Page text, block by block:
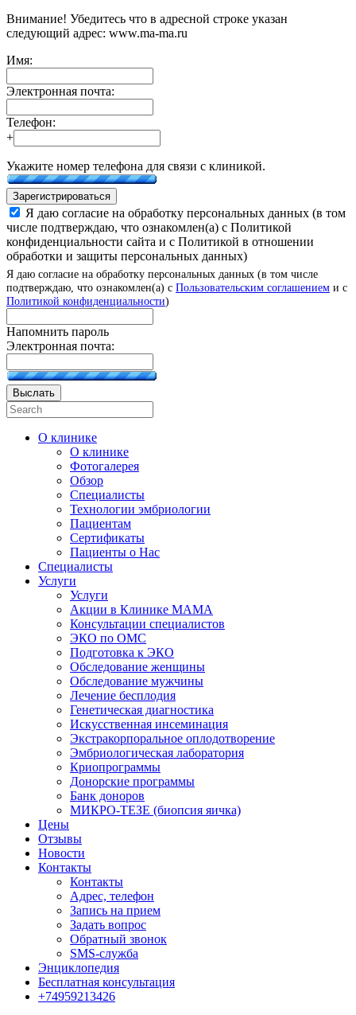
Внимание! Убедитесь что в адресной строке указан
следующий адрес: www.ma-ma.ru
Имя:
Электронная почта:
Телефон:
+
Укажите номер телефона для связи с клиникой.
Зарегистрироваться
Я даю согласие на обработку персональных данных (в том
числе подтверждаю, что ознакомлен(а) с Политикой
конфиденциальности сайта и с Политикой в отношении
обработки и защиты персональных данных)
Я даю согласие на обработку персональных данных (в том числе
подтверждаю, что ознакомлен(а) с Пользовательским соглашением и с
Политикой конфиденциальности)
Напомнить пароль
Электронная почта:
Выслать
О клинике
О клинике
Фотогалерея
Обзор
Специалисты
Технологии эмбриологии
Пациентам
Сертификаты
Пациенты о Нас
Специалисты
Услуги
Услуги
Акции в Клинике МАМА
Консультации специалистов
ЭКО по ОМС
Подготовка к ЭКО
Обследование женщины
Обследование мужчины
Лечение бесплодия
Генетическая диагностика
Искусственная инсеминация
Экстракорпоральное оплодотворение
Эмбриологическая лаборатория
Криопрограммы
Донорские программы
Банк доноров
МИКРО-ТЕЗЕ (биопсия яичка)
Цены
Отзывы
Новости
Контакты
Контакты
Адрес, телефон
Запись на прием
Задать вопрос
Обратный звонок
SMS-служба
Энциклопедия
Бесплатная консультация
+74959213426